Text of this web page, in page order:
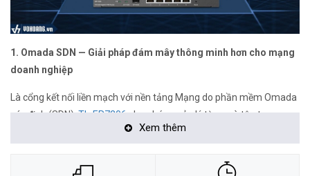
1. Omada SDN — Giải pháp đám mây thông minh hơn cho mạng
doanh nghiệp
Là cổng kết nối liền mạch với nền tảng Mạng do phần mềm Omada
xác định (SDN),TL-ER7206cho phép quản lý từ xa và tập trung,
mọi lúc, mọi nơi. Tính năng quản lý độc lập thông qua giao diện
Xem thêm